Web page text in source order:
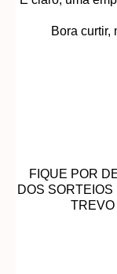
Bora curtir,
FIQUE POR
DOS
TREVO